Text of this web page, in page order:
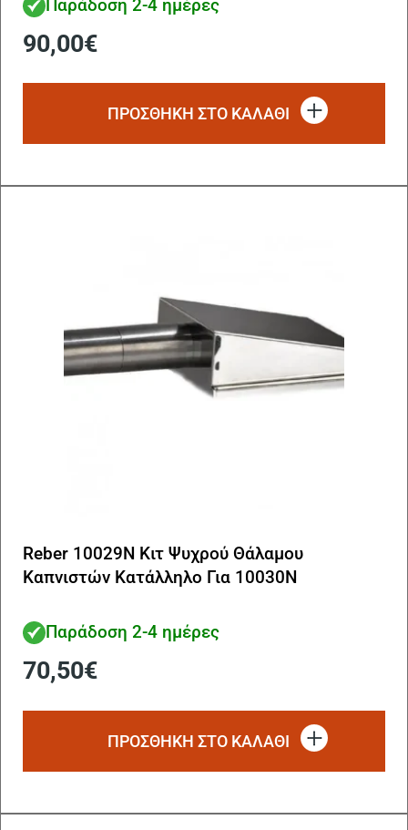
Παράδοση 2-4 ημέρες
90,00€
ΠΡΟΣΘΗΚΗ ΣΤΟ ΚΑΛΑΘΙ
Reber 10029N Κιτ Ψυχρού Θάλαμου
Καπνιστών Κατάλληλο Για 10030N
Παράδοση 2-4 ημέρες
70,50€
ΠΡΟΣΘΗΚΗ ΣΤΟ ΚΑΛΑΘΙ